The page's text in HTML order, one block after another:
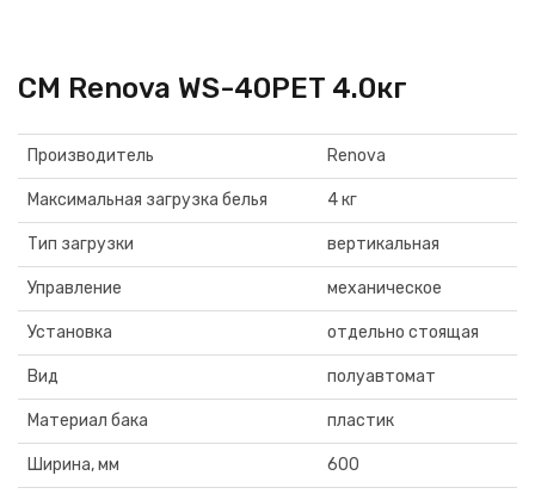
СМ Renova WS-40РЕT 4.0кг
Производитель Renova
Максимальная загрузка белья 4 кг
Тип загрузки вертикальная
Управление механическое
Установка отдельно стоящая
Вид полуавтомат
Материал бака пластик
Ширина, мм 600